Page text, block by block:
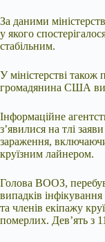
За даними
у якого
стабільним.
У міністерстві також
громадянина США
Інформаційне
з’явилися на тлі
зараження,
круїзним лайнером.
Голова ВООЗ,
випадків
та членів екіпажу
померлих. Дев’ять з